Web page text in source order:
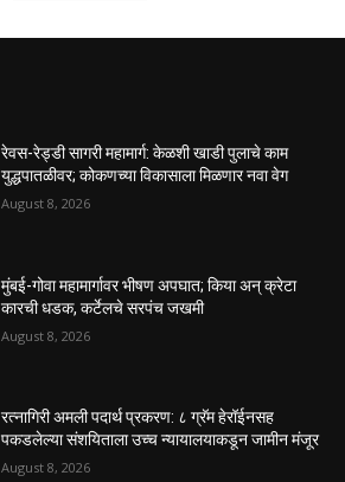
रेवस-रेड्डी सागरी महामार्ग: केळशी खाडी पुलाचे काम
युद्धपातळीवर; कोकणच्या विकासाला मिळणार नवा वेग
August 8, 2026
मुंबई-गोवा महामार्गावर भीषण अपघात; किया अन् क्रेटा
कारची धडक, कर्टेलचे सरपंच जखमी
August 8, 2026
रत्नागिरी अमली पदार्थ प्रकरण: ८ ग्रॅम हेरॉईनसह
पकडलेल्या संशयिताला उच्च न्यायालयाकडून जामीन मंजूर
August 8, 2026